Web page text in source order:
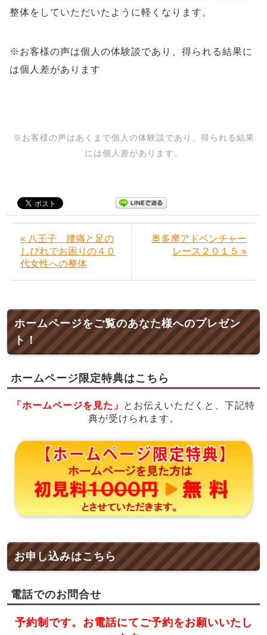
整体をしていただいたように軽くなります。
※お客様の声は個人の体験談であり、得られる結果に
は個人差があります
※お客様の声はあくまで個人の体験談であり、得られる結果
には個人差があります。
« 八王子 腰痛と足の
しびれでお困りの４０
代女性への整体
奥多摩アドベンチャー
レース２０１５ »
ホームページをご覧のあなた様へのプレゼン
ト！
ホームページ限定特典はこちら
「ホームページを見た」
とお伝えいただくと、下記特
典が受けられます。
お申し込みはこちら
電話でのお問合せ
予約制です。お電話にてご予約をお願いいたし